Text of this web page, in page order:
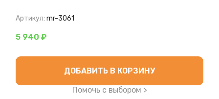
Артикул: mr-3061
5 940 ₽
ДОБАВИТЬ В КОРЗИНУ
Помочь с выбором >